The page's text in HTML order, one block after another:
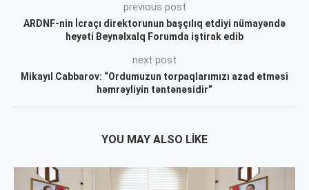
previous post
ARDNF-nin İcraçı direktorunun başçılıq etdiyi nümayəndə
heyəti Beynəlxalq Forumda iştirak edib
next post
Mikayıl Cabbarov: “Ordumuzun torpaqlarımızı azad etməsi
həmrəyliyin təntənəsidir”
YOU MAY ALSO LIKE